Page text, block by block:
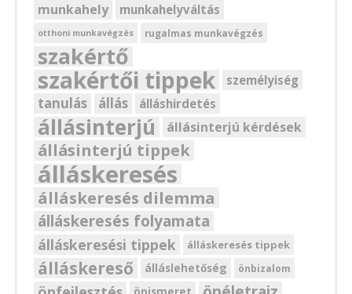
munkahely munkahelyváltás
otthoni munkavégzés rugalmas munkavégzés
szakértő
szakértői tippek személyiség
tanulás állás álláshirdetés
állásinterjú állásinterjú kérdések
állásinterjú tippek
álláskeresés
álláskeresés dilemma
álláskeresés folyamata
álláskeresési tippek álláskeresés tippek
álláskereső álláslehetőség önbizalom